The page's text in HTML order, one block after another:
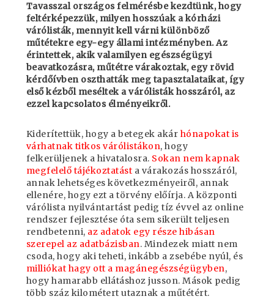
Tavasszal országos felmérésbe kezdtünk, hogy
feltérképezzük, milyen hosszúak a kórházi
várólisták, mennyit kell várni különböző
műtétekre egy-egy állami intézményben. Az
érintettek, akik valamilyen egészségügyi
beavatkozásra, műtétre várakoztak, egy rövid
kérdőívben oszthatták meg tapasztalataikat, így
első kézből meséltek a várólisták hosszáról, az
ezzel kapcsolatos élményeikről.
Kiderítettük, hogy a betegek akár hónapokat is
várhatnak titkos várólistákon, hogy
felkerüljenek a hivatalosra. Sokan nem kapnak
megfelelő tájékoztatást a várakozás hosszáról,
annak lehetséges következményeiről, annak
ellenére, hogy ezt a törvény előírja. A központi
várólista nyilvántartást pedig tíz évvel az online
rendszer fejlesztése óta sem sikerült teljesen
rendbetenni, az adatok egy része hibásan
szerepel az adatbázisban. Mindezek miatt nem
csoda, hogy aki teheti, inkább a zsebébe nyúl, és
milliókat hagy ott a magánegészségügyben,
hogy hamarabb ellátáshoz jusson. Mások pedig
több száz kilométert utaznak a műtétért.